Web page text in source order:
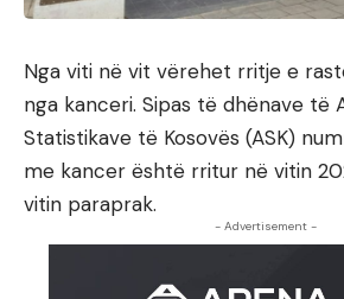
Nga viti në vit vërehet rritje e
nga kanceri. Sipas të dhënave të
Statistikave të Kosovës (ASK)
me kancer është rritur në vitin
vitin paraprak.
- Advertisement -